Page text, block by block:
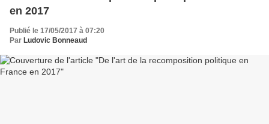
en 2017
Publié le 17/05/2017 à 07:20
Par Ludovic Bonneaud